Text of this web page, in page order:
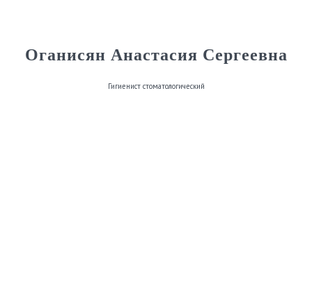
Оганисян Анастасия Сергеевна
Гигиенист стоматологический